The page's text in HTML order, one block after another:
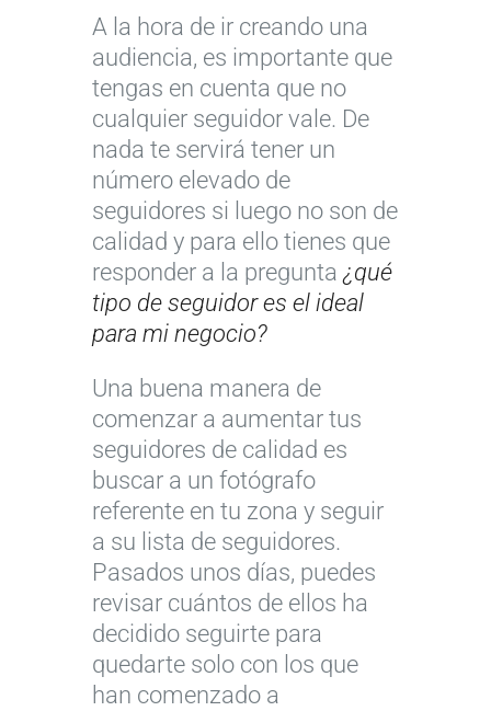
A la hora de ir creando una
audiencia, es importante que
tengas en cuenta que no
cualquier seguidor vale. De
nada te servirá tener un
número elevado de
seguidores si luego no son de
calidad y para ello tienes que
responder a la pregunta ¿qué
tipo de seguidor es el ideal
para mi negocio?
Una buena manera de
comenzar a aumentar tus
seguidores de calidad es
buscar a un fotógrafo
referente en tu zona y seguir
a su lista de seguidores.
Pasados unos días, puedes
revisar cuántos de ellos ha
decidido seguirte para
quedarte solo con los que
han comenzado a